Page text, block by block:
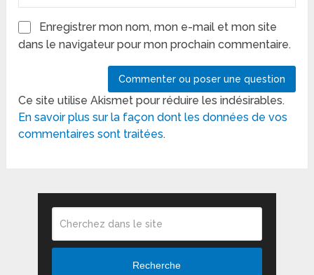
Enregistrer mon nom, mon e-mail et mon site
dans le navigateur pour mon prochain commentaire.
Ce site utilise Akismet pour réduire les indésirables.
En savoir plus sur la façon dont les données de vos
commentaires sont traitées.
Recherche